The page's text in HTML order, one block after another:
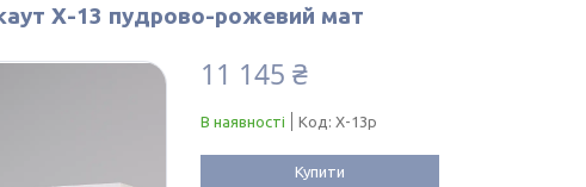
Х-13 пудрово-рожевий мат
11 145 ₴
В наявності Код: Х-13р
Купити